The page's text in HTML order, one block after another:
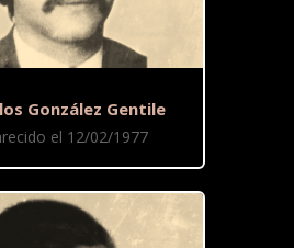
González Gentile
el 12/02/1977